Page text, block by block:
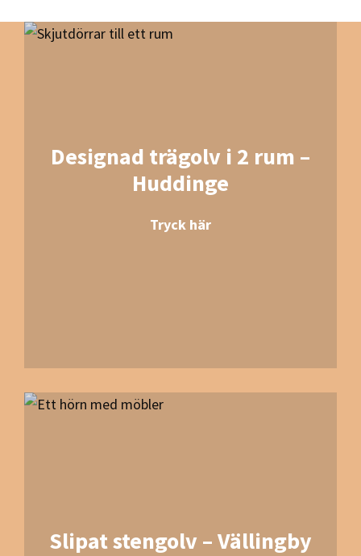
Designad trägolv i 2 rum –
Huddinge
Tryck här
Slipat stengolv – Vällingby